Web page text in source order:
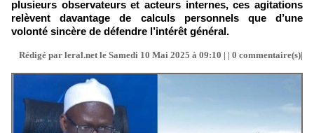
plusieurs observateurs et acteurs internes, ces agitations
relèvent davantage de calculs personnels que d’une
volonté sincère de défendre l’intérêt général.
Rédigé par leral.net le Samedi 10 Mai 2025 à 09:10 | | 0 commentaire(s)|